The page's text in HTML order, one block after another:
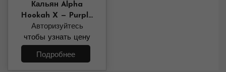
Кальян Alpha
Hookah X — Purple
(фиолетовый лак)
Авторизуйтесь
чтобы узнать цену
Подробнее